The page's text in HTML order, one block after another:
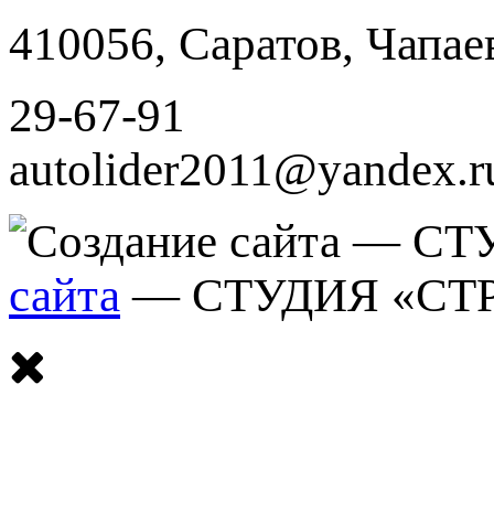
410056, Саратов,
29-67-91
сайта — СТУДИЯ